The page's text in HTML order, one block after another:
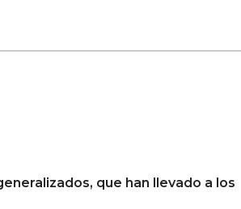
que han llevado a los